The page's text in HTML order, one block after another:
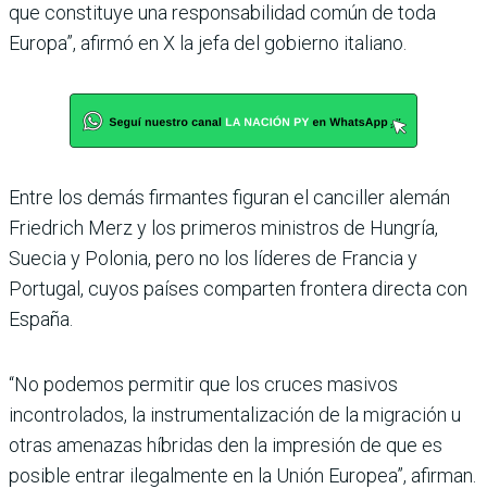
que constituye una responsabilidad común de toda
Europa”, afirmó en X la jefa del gobierno italiano.
Entre los demás firmantes figuran el canciller alemán
Friedrich Merz y los primeros ministros de Hungría,
Suecia y Polonia, pero no los líderes de Francia y
Portugal, cuyos países comparten frontera directa con
España.
“No podemos permitir que los cruces masivos
incontrolados, la instrumentalización de la migración u
otras amenazas híbridas den la impresión de que es
posible entrar ilegalmente en la Unión Europea”, afirman.